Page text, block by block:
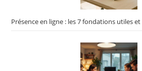
Présence en ligne : les 7 fondations utiles